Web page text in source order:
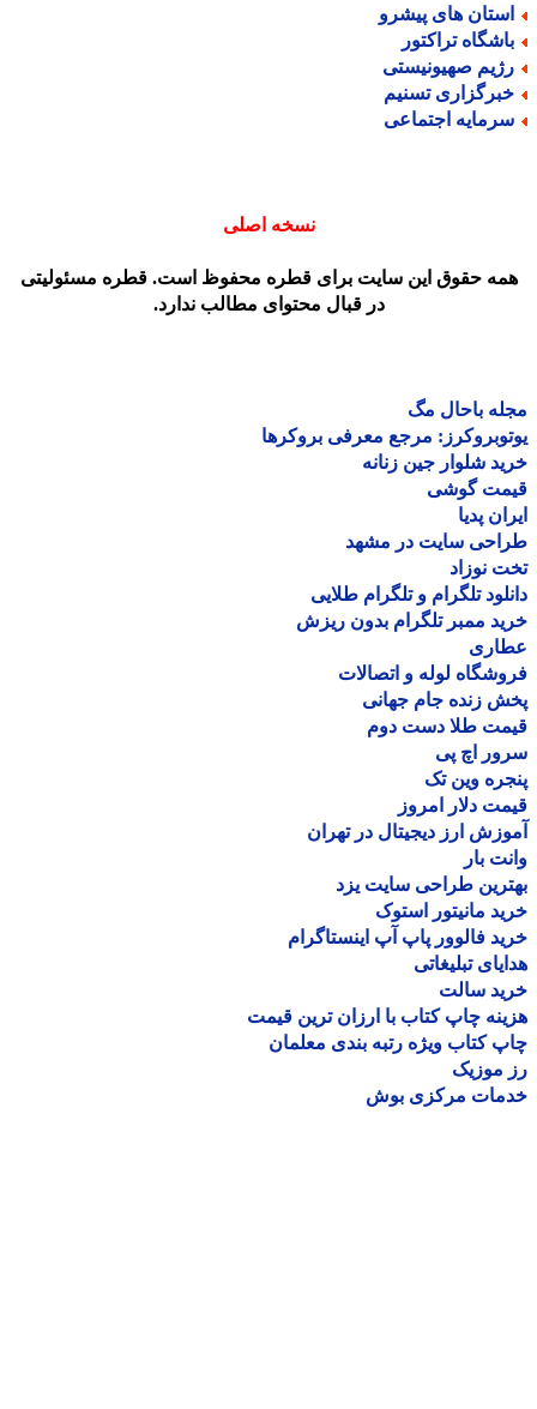
های پیشرو
تراکتور
صهیونیستی
تسنیم
اجتماعی
نسخه اصلی
حقوق این سایت برای قطره محفوظ است. قطره مسئولیتی
در قبال محتوای مطالب ندارد.
باحال مگ
مرجع معرفی بروکرها
شلوار جین زنانه
گوشی
پدیا
سایت در مشهد
نوزاد
تلگرام و تلگرام طلایی
ممبر تلگرام بدون ریزش
لوله و اتصالات
زنده جام جهانی
طلا دست دوم
اچ پی
وین تک
دلار امروز
ارز دیجیتال در تهران
بار
طراحی سایت یزد
مانیتور استوک
فالوور پاپ آپ اینستاگرام
تبلیغاتی
سالت
چاپ کتاب با ارزان ترین قیمت
کتاب ویژه رتبه بندی معلمان
موزیک
مرکزی بوش